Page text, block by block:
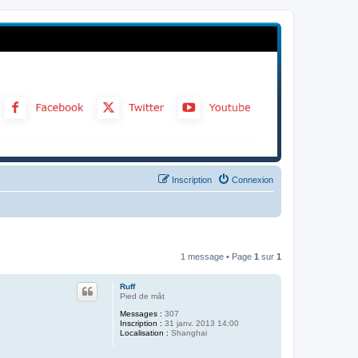
Connexion
Inscription
1 message • Page 1 sur 1
Ruff
Pied de mât
Messages : 307
Inscription : 31 janv. 2013 14:00
Localisation : Shanghai